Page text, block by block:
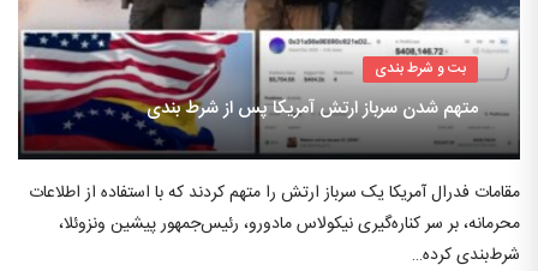
بت و شرط بندی
متهم شدن سرباز ارتش آمریکا پس از شرط بندی
مقامات فدرال آمریکا یک سرباز ارتش را متهم کردند که با استفاده از اطلاعات
محرمانه، بر سر کناره‌گیری نیکولاس مادورو، رئیس‌جمهور پیشین ونزوئلا،
شرط‌بندی کرده…